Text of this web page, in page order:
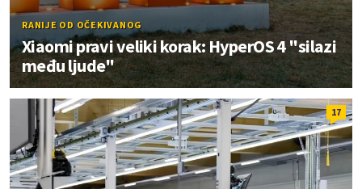
RANIJE OD OČEKIVANOG
Xiaomi pravi veliki korak: HyperOS 4 "silazi
među ljude"
17